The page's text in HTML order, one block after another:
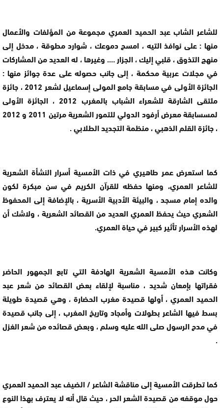
للشاعر الشاب عبد الحميد العمري مجموعة من المؤلفات والأعمال
منها : على نوافذ التيه ، امسح دموعك ، شوارد مطوقة ، مدخل إلى
منهج التذوق ، قلبي إليك ، الجزار …. وغيرها ، له العديد من المشاركات
في مجلات عربية محكمة ، إلى جانب حصوله على عدة جوائز منها :
الجائزة الأولى في مسابقة جامع المولى إسماعيل لشعر 2012 ، جائزة
ملتقى الشارقة للشعراء الشباب بالمغرب 2012 ، الجائزة الأولى
لمسسابقة معرض أرفود الدولي للتمور الشعرية مرتين 2011 و 2012
، جائزة القلم الذهبي ، منظمة التجديد الطلابي .
كما استعرض عمر طاهيري في ذات الأمسية أسرار النشأة الشعرية
للشاعر العمري، ومنها حفظه للقرآن الكريم في سن مبكرة لكون
والده إمام مسجد ، والبيئة الأدبية الأسرية ، بالإضافة إلى المحفوظ
الشعري حيث يحفظ العمري العديد من القصائد الشعرية ، ولاشك أن
لهذه الأسرار تأثير كبير في حياة العمري.
وكانت هذه الأمسية الشعرية الهادفة التي تابع الجمهور الحاضر
فقراتها بإمعان شديد ، مناسبة لإلقاء بعض القصائد من شعر عبد
الحميد العمري ، أولها قصيدة مغرب الحضارة ، وهي قصيدة طويلة
بسط فيها الشاعر بطولات وأمجاد وتاريخ المغرب ، إلى جانب قصيدة
في مدح الرسول صلى الله عليه وسلم ، وبعض قصائده من شعر الغزل
.
كما تطرقت الأمسية إلى مناقشة الشاعر / الضيف عبد الحميد العمري
حول موقفه من قصيدة الشعر الحر ، حيث قال أنه لا يعترف بهذا النوع